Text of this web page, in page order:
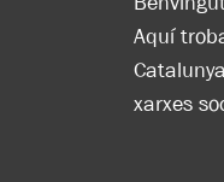
Aquí
xarxes